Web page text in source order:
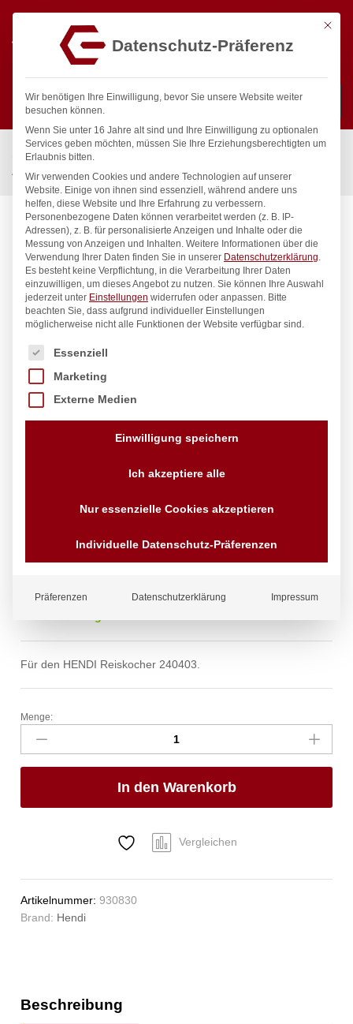
Suchen
Start / Gastronomiebedarf & Gastro Geräte für Profis
Antihaftmatte für Reiskocher, HENDI, Runde Silikonmatte
Antihaftmatte für Reiskocher, HENDI,
5,00€ exkl. MwSt.
Lieferzeit:4 - 10 Tage
Für den HENDI Reiskocher 240403.
Antihaftmatte
Reiskocher,
HENDI,
Silikonmatte
Menge:
In den Warenkorb
Vergleichen
Artikelnummer:930830
Brand: Hendi
Beschreibung
Mit
Datenschutz-Präferenz
Wir benötigen Ihre Einwilligung, bevor Sie unsere Website weiter
besuchen können.
Wenn Sie unter 16 Jahre alt sind und Ihre Einwilligung zu optionalen
Services geben möchten, müssen Sie Ihre Erziehungsberechtigten um
Erlaubnis bitten.
Wir verwenden Cookies und andere Technologien auf unserer
Website. Einige von ihnen sind essenziell, während andere uns
helfen, diese Website und Ihre Erfahrung zu verbessern.
Personenbezogene Daten können verarbeitet werden (z. B. IP-
Adressen), z. B. für personalisierte Anzeigen und Inhalte oder die
Messung von Anzeigen und Inhalten. Weitere Informationen über die
Verwendung Ihrer Daten finden Sie in unserer Datenschutzerklärung.
Es besteht keine Verpflichtung, in die Verarbeitung Ihrer Daten
einzuwilligen, um dieses Angebot zu nutzen. Sie können Ihre Auswahl
jederzeit unter Einstellungen widerrufen oder anpassen. Bitte
beachten Sie, dass aufgrund individueller Einstellungen
möglicherweise nicht alle Funktionen der Website verfügbar sind.
Es folgt eine Liste der Service-Gruppen, für die eine
Essenziell
Marketing
Externe Medien
Einwilligung speichern
Ich akzeptiere alle
Nur essenzielle Cookies akzeptieren
Individuelle Datenschutz-Präferenzen
Präferenzen Datenschutzerklärung Impressum